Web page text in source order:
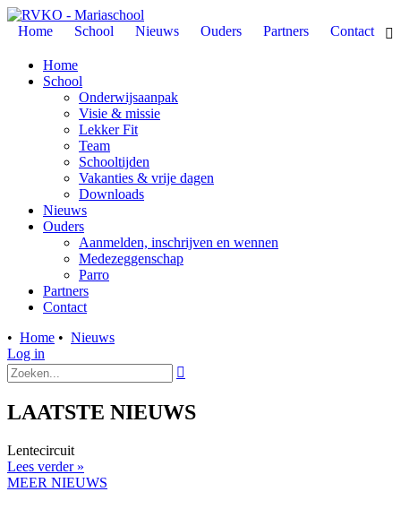
Home School Nieuws Ouders Partners Contact 
Home
School
Onderwijsaanpak
Visie & missie
Lekker Fit
Team
Schooltijden
Vakanties & vrije dagen
Downloads
Nieuws
Ouders
Aanmelden, inschrijven en wennen
Medezeggenschap
Parro
Partners
Contact
• Home • Nieuws
Log in

LAATSTE NIEUWS
Lentecircuit
Lees verder »
MEER NIEUWS